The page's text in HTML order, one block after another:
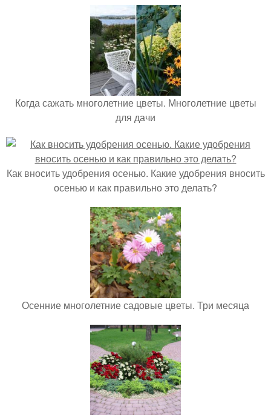
Когда сажать многолетние цветы. Многолетние цветы
для дачи
Как вносить удобрения осенью. Какие удобрения вносить
осенью и как правильно это делать?
Осенние многолетние садовые цветы. Три месяца